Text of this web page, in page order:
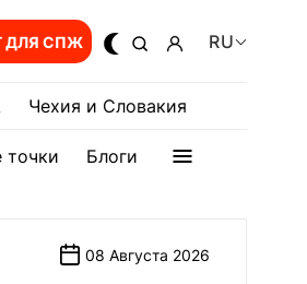
ДЛЯ СПЖ RU
Чехия и Словакия
точки Блоги
08 Августа 2026